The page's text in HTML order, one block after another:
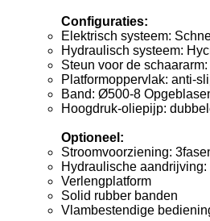
Configuraties:
Elektrisch systeem:
Hydraulisch systeem:
Steun voor de
Platformoppervlak: anti-
Band: Ø500-8
Hoogdruk-oliepijp:
Optioneel:
Stroomvoorziening:
Hydraulische
Verlengplatform
Solid rubber banden
Vlambestendige